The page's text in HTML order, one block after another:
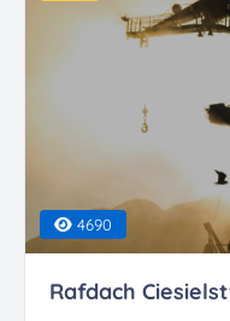
4690
Rafdach